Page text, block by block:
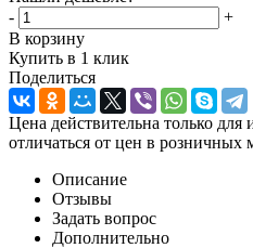
-
+
В корзину
Купить в 1 клик
Поделиться
Цена действительна только
отличаться от цен в розничных
Описание
Отзывы
Задать вопрос
Дополнительно